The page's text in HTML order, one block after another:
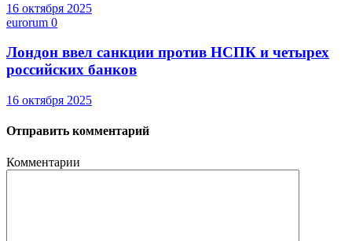
16 октября 2025
eurorum 0
Лондон ввел санкции против НСПК и четырех
российских банков
16 октября 2025
Отправить комментарий
Комментарии